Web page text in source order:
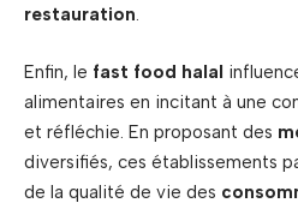
restauration.
Enfin, le fast food halal
alimentaires en incitant à une
et réfléchie. En proposant des
diversifiés, ces établissements
de la qualité de vie des